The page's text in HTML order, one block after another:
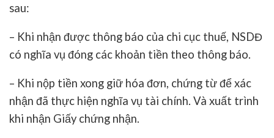
sau:
– Khi nhận được thông báo của chi cục thuế, NSDĐ
có nghĩa vụ đóng các khoản tiền theo thông báo.
– Khi nộp tiền xong giữ hóa đơn, chứng từ để xác
nhận đã thực hiện nghĩa vụ tài chính. Và xuất trình
khi nhận Giấy chứng nhận.